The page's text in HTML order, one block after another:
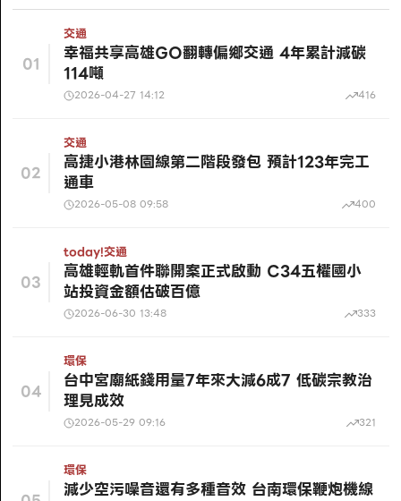
01
交通
幸福共享高雄GO翻轉偏鄉交通 4年累計減碳
114噸
2026-04-27 14:12 416
02
交通
高捷小港林園線第二階段發包 預計123年完工
通車
2026-05-08 09:58 400
03
today!交通
高雄輕軌首件聯開案正式啟動 C34五權國小
站投資金額估破百億
2026-06-30 13:48 333
04
環保
台中宮廟紙錢用量7年來大減6成7 低碳宗教治
理見成效
2026-05-29 09:16 321
環保
減少空污噪音還有多種音效 台南環保鞭炮機線